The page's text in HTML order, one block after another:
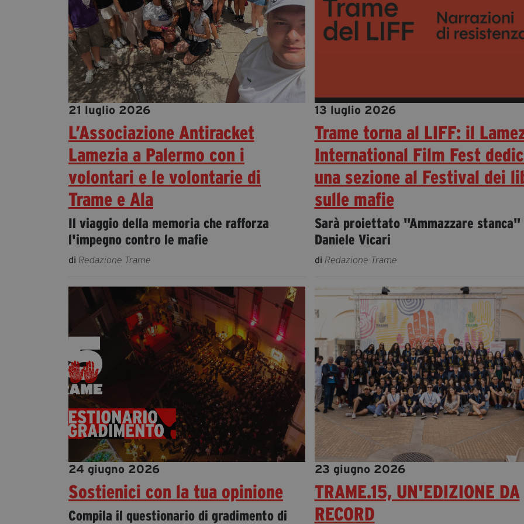
21 luglio 2026
L’Associazione Antiracket
Lamezia a Palermo con i
volontari e le volontarie di
Trame e Ala
Il viaggio della memoria che rafforza
l'impegno contro le mafie
di Redazione Trame
13 luglio 2026
Trame torna al LIFF: il
International Film Fest
una sezione al Festival dei
sulle mafie
Sarà proiettato "Ammazzare stanca"
Daniele Vicari
di Redazione Trame
24 giugno 2026
Sostienici con la tua opinione
Compila il questionario di gradimento di
23 giugno 2026
TRAME.15, UN'EDIZIONE DA
RECORD